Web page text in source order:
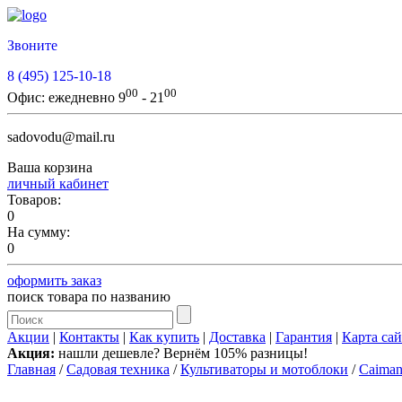
Звоните
8 (495) 125-10-18
Офис: ежедневно 900 - 21 00
sadovodu@mail.ru
Ваша корзина
личный кабинет
Товаров:
0
На сумму:
0
оформить заказ
поиск товара по названию
Акции | Контакты | Как купить | Доставка | Гарантия | Карта
Акция: нашли дешевле? Вернём 105% разницы!
Главная /Садовая техника /Культиваторы и мотоблоки /